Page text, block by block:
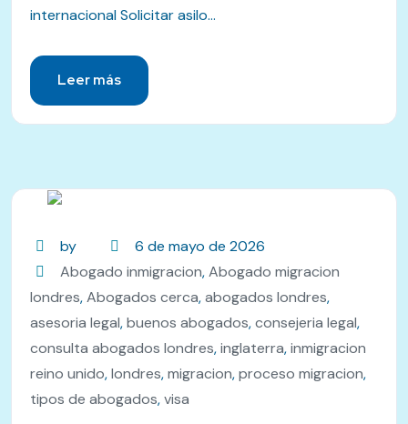
internacional Solicitar asilo...
Leer más
by
6 de mayo de 2026
Abogado inmigracion,Abogado migracion
londres,Abogados cerca,abogados londres,
asesoria legal,buenos abogados,consejeria legal,
consulta abogados londres,inglaterra,inmigracion
reino unido,londres,migracion,proceso migracion,
tipos de abogados,visa